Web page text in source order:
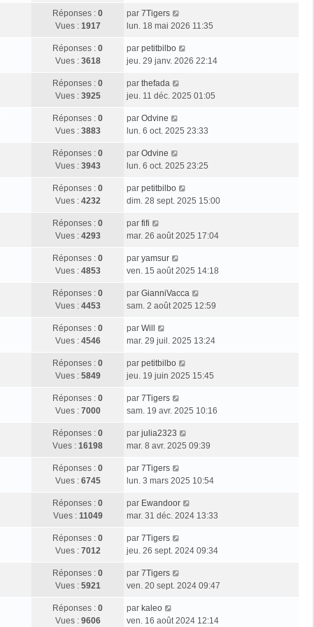
Réponses : 0
Vues : 1917
par 7Tigers
lun. 18 mai 2026 11:35
Réponses : 0
Vues : 3618
par petitbilbo
jeu. 29 janv. 2026 22:14
Réponses : 0
Vues : 3925
par thefada
jeu. 11 déc. 2025 01:05
Réponses : 0
Vues : 3883
par Odvine
lun. 6 oct. 2025 23:33
Réponses : 0
Vues : 3943
par Odvine
lun. 6 oct. 2025 23:25
Réponses : 0
Vues : 4232
par petitbilbo
dim. 28 sept. 2025 15:00
Réponses : 0
Vues : 4293
par fifi
mar. 26 août 2025 17:04
Réponses : 0
Vues : 4853
par yamsur
ven. 15 août 2025 14:18
Réponses : 0
Vues : 4453
par GianniVacca
sam. 2 août 2025 12:59
Réponses : 0
Vues : 4546
par Will
mar. 29 juil. 2025 13:24
Réponses : 0
Vues : 5849
par petitbilbo
jeu. 19 juin 2025 15:45
Réponses : 0
Vues : 7000
par 7Tigers
sam. 19 avr. 2025 10:16
Réponses : 0
Vues : 16198
par julia2323
mar. 8 avr. 2025 09:39
Réponses : 0
Vues : 6745
par 7Tigers
lun. 3 mars 2025 10:54
Réponses : 0
Vues : 11049
par Ewandoor
mar. 31 déc. 2024 13:33
Réponses : 0
Vues : 7012
par 7Tigers
jeu. 26 sept. 2024 09:34
Réponses : 0
Vues : 5921
par 7Tigers
ven. 20 sept. 2024 09:47
Réponses : 0
Vues : 9606
par kaleo
ven. 16 août 2024 12:14